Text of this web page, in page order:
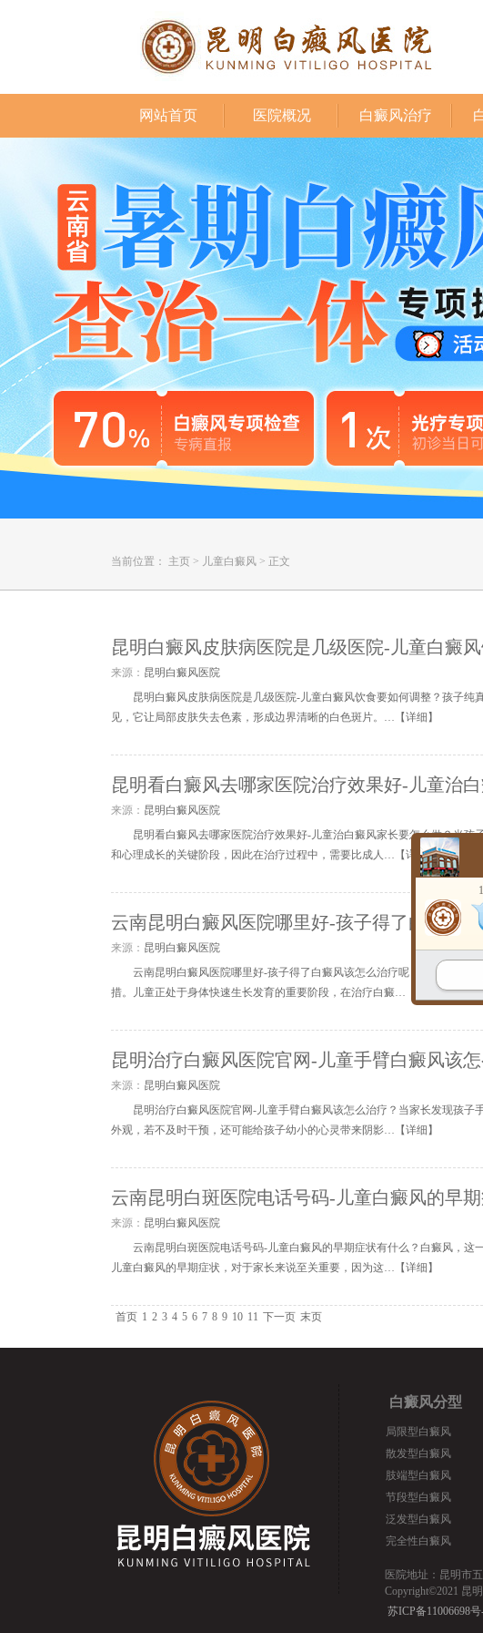
网站首页 医院概况 白癜风治疗
当前位置： 主页 > 儿童白癜风 > 正文
昆明白癜风皮肤病医院是几级医院-儿童白癜
来源： 昆明白癜风医院
昆明白癜风皮肤病医院是几级医院-儿童白癜风饮食要如何调整？孩子
见，它让局部皮肤失去色素，形成边界清晰的白色斑片。…【详细 】
昆明看白癜风去哪家医院治疗效果好-儿童治
来源： 昆明白癜风医院
昆明看白癜风去哪家医院治疗效果好-儿童治白癜风家长要怎么做？当
和心理成长的关键阶段，因此在治疗过程中，需要比成人…【详细】
云南昆明白癜风医院哪里好-孩子得了白癜风
来源： 昆明白癜风医院
云南昆明白癜风医院哪里好-孩子得了白癜风该怎么治疗呢？当白癜风悄
措。儿童正处于身体快速生长发育的重要阶段，在治疗白癜…【
】
昆明治疗白癜风医院官网-儿童手臂白癜风该
来源： 昆明白癜风医院
昆明治疗白癜风医院官网-儿童手臂白癜风该怎么治疗？当家长发现孩
外观，若不及时干预，还可能给孩子幼小的心灵带来阴影…【详细 】
云南昆明白斑医院电话号码-儿童白癜风的早
来源： 昆明白癜风医院
云南昆明白斑医院电话号码-儿童白癜风的早期症状有什么？白癜风，
儿童白癜风的早期症状，对于家长来说至关重要，因为这…【详细 】
首页 1 2 3 4 5 6 7 8 9 10 11 下一页 末页
白癜风分型
局限型白癜风
散发型白癜风
肢端型白癜风
节段型白癜风
泛发型白癜风
完全性白癜风
医院地址：昆明市
Copyright©2021 昆
苏ICP备11006698号